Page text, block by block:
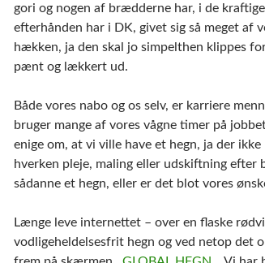
gori og nogen af brædderne har, i de
efterhånden har i DK, givet sig så meget af
hækken, ja den skal jo simpelthen klippes
pænt og lækkert ud.
Både vores nabo og os selv, er karriere
bruger mange af vores vågne timer på
enige om, at vi ville have et hegn, ja der
hverken pleje, maling eller udskiftning efter
sådanne et hegn, eller er det blot vores
Længe leve internettet – over en flaske
vodligeheldelsesfrit hegn og ved netop det